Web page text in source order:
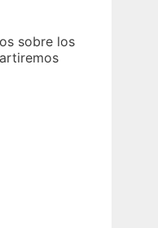
sobre los